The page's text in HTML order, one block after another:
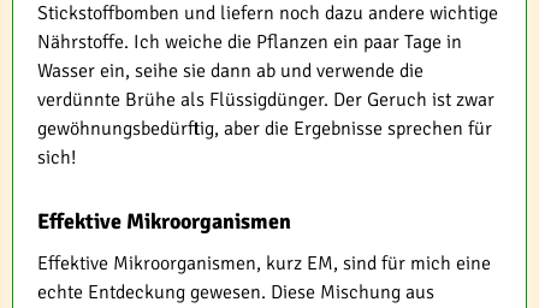
Stickstoffbomben und liefern noch dazu andere wichtige
Nährstoffe. Ich weiche die Pflanzen ein paar Tage in
Wasser ein, seihe sie dann ab und verwende die
verdünnte Brühe als Flüssigdünger. Der Geruch ist zwar
gewöhnungsbedürftig, aber die Ergebnisse sprechen für
sich!
Effektive Mikroorganismen
Effektive Mikroorganismen, kurz EM, sind für mich eine
echte Entdeckung gewesen. Diese Mischung aus